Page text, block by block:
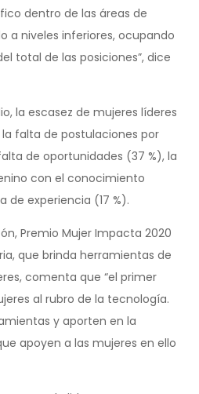
dentro de las áreas de
a niveles inferiores, ocupando
total de las posiciones”, dice
la escasez de mujeres líderes
falta de postulaciones por
de oportunidades (37 %), la
con el conocimiento
de experiencia (17 %).
Premio Mujer Impacta 2020
que brinda herramientas de
comenta que “el primer
al rubro de la tecnología.
y aporten en la
apoyen a las mujeres en ello